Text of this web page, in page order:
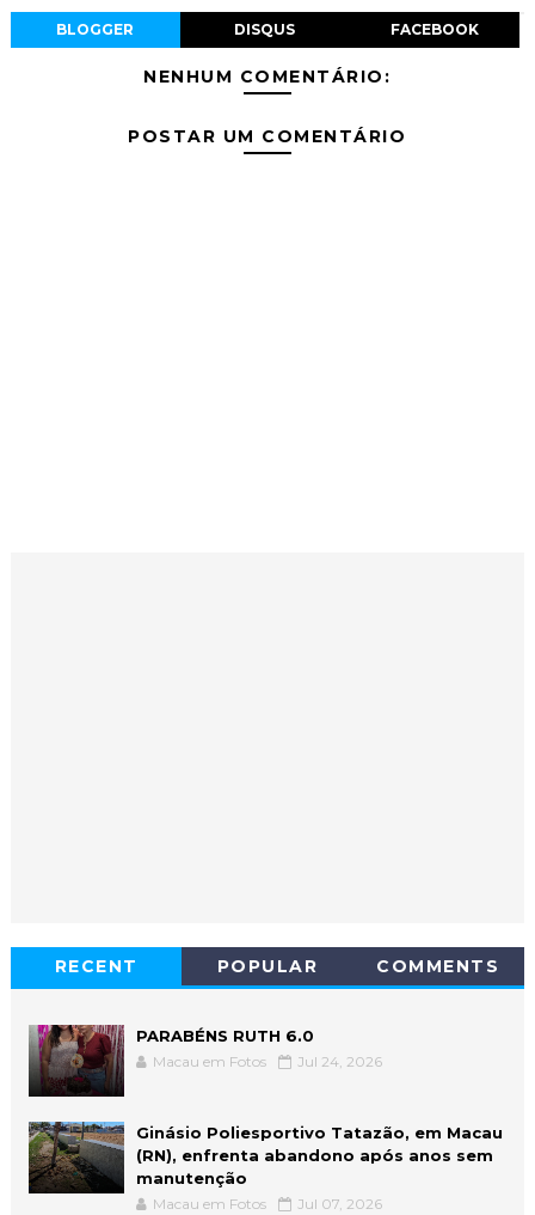
BLOGGER DISQUS FACEBOOK
NENHUM COMENTÁRIO:
POSTAR UM COMENTÁRIO
RECENT POPULAR COMMENTS
PARABÉNS RUTH 6.0
Macau em Fotos Jul 24, 2026
Ginásio Poliesportivo Tatazão, em Macau
(RN), enfrenta abandono após anos sem
manutenção
Macau em Fotos Jul 07, 2026